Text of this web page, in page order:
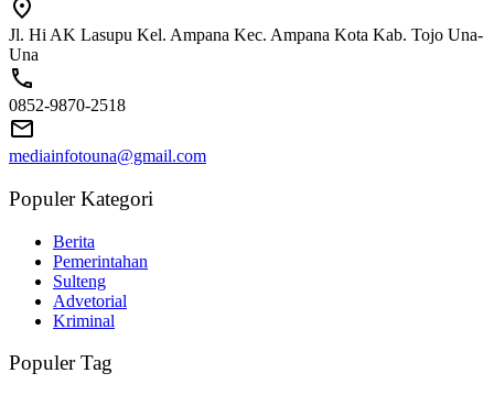
Jl. Hi AK Lasupu Kel. Ampana Kec. Ampana Kota Kab. Tojo Una-
Una
0852-9870-2518
mediainfotouna@gmail.com
Populer Kategori
Berita
Pemerintahan
Sulteng
Advetorial
Kriminal
Populer Tag